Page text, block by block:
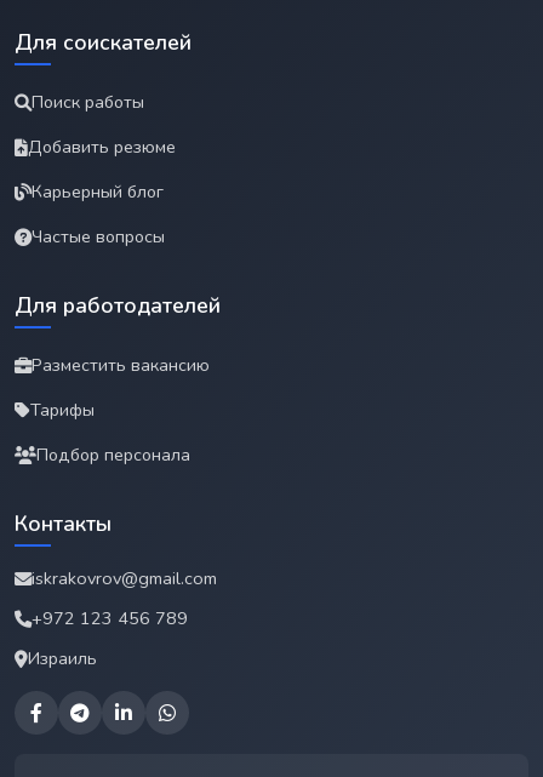
Для соискателей
Поиск работы
Добавить резюме
Карьерный блог
Частые вопросы
Для работодателей
Разместить вакансию
Тарифы
Подбор персонала
Контакты
iskrakovrov@gmail.com
+972 123 456 789
Израиль